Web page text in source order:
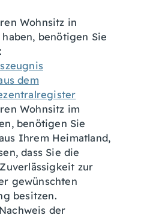
Wohnsitz in
haben, benötigen Sie
dem
Wohnsitz im
benötigen Sie
Ihrem Heimatland,
dass Sie die
zur
gewünschten
besitzen.
der